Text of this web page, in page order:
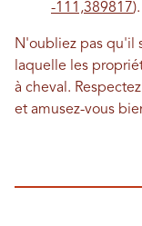
-111,389817).
N'oubliez pas qu'il
laquelle les
à cheval.
et amusez-vous